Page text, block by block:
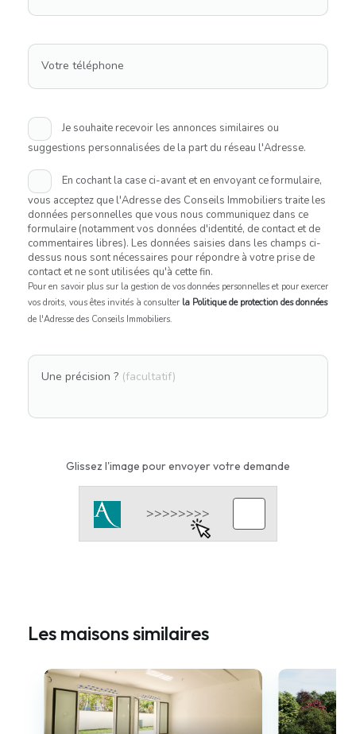
Votre téléphone
Je souhaite recevoir les annonces similaires ou
suggestions personnalisées de la part du réseau l'Adresse.
En cochant la case ci-avant et en envoyant ce formulaire,
vous acceptez que l'Adresse des Conseils Immobiliers traite les
données personnelles que vous nous communiquez dans ce
formulaire (notamment vos données d'identité, de contact et de
commentaires libres). Les données saisies dans les champs ci-
dessus nous sont nécessaires pour répondre à votre prise de
contact et ne sont utilisées qu'à cette fin.
Pour en savoir plus sur la gestion de vos données personnelles et pour exercer
vos droits, vous êtes invités à consulter la Politique de protection des données
de l'Adresse des Conseils Immobiliers.
Une précision ? (facultatif)
Glissez l'image pour envoyer votre demande
Les maisons similaires